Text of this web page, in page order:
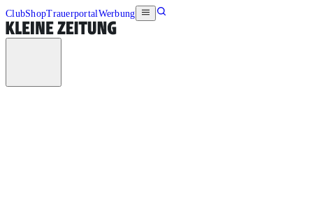
ClubShopTrauerportalWerbung